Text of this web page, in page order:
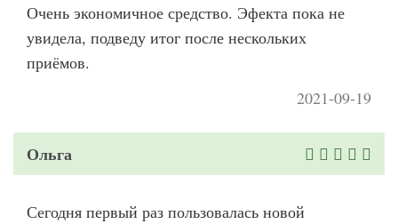
Очень экономичное средство. Эфекта пока не
увидела, подведу итог после нескольких
приёмов.
2021-09-19
Ольга
Сегодня первый раз пользовалась новой